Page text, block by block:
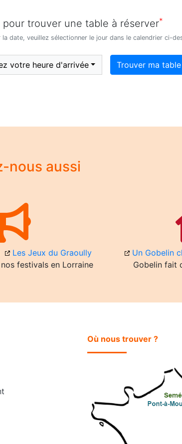
trouver une table à réserver*
date, veuillez sélectionner le jour dans le calendrier ci-
votre heure d'arrivée Trouver ma table
nous aussi
Les Jeux du Graoully
nos festivals en Lorraine
Un Gobelin
Gobelin fait
Où nous trouver ?